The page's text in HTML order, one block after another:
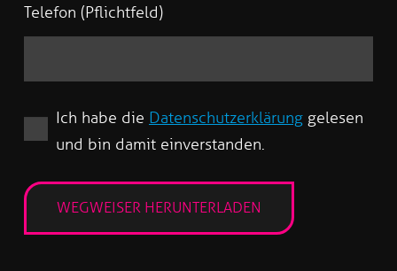
Telefon (Pflichtfeld)
Ich habe die Datenschutzerklärung gelesen
und bin damit einverstanden.